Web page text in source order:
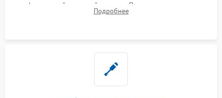
инфракрасной паяльной станции. Прошивка микросхемы
BIOS или замена поврежденных портов USB
Подробнее